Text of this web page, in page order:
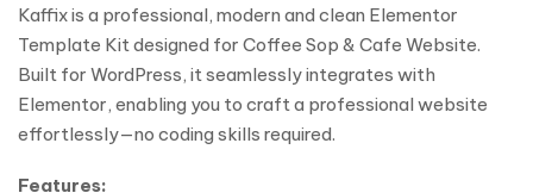
Kaffix is a professional, modern and clean Elementor
Template Kit designed for Coffee Sop & Cafe Website.
Built for WordPress, it seamlessly integrates with
Elementor, enabling you to craft a professional website
effortlessly—no coding skills required.
Features: